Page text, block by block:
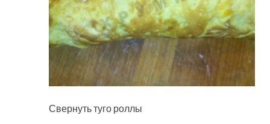
Свернуть туго роллы